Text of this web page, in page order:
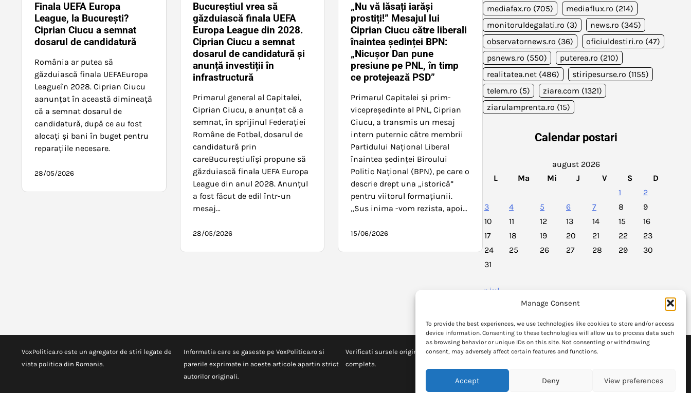
Manage Consent
To provide the best experiences, we use technologies like cookies to store and/or access
device information. Consenting to these technologies will allow us to process data such
as browsing behavior or unique IDs on this site. Not consenting or withdrawing
consent, may adversely affect certain features and functions.
Accept Deny View preferences
Finala UEFA Europa
League, la București?
Ciprian Ciucu a semnat
dosarul de candidatură
România ar putea să
găzduiască finala UEFAEuropa
Leagueîn 2028. Ciprian Ciucu
aanunțat în această dimineață
că a semnat dosarul de
candidatură, după ce au fost
alocaţi și bani în buget pentru
reparaţiile necesare.
28/05/2026
Bucureștiul vrea să
găzduiască finala UEFA
Europa League din 2028.
Ciprian Ciucu a semnat
dosarul de candidatură și
anunță investiții în
infrastructură
Primarul general al Capitalei,
Ciprian Ciucu, a anunțat că a
semnat, în sprijinul Federației
Române de Fotbal, dosarul de
candidatură prin
careBucureștiulîși propune să
găzduiască finala UEFA Europa
League din anul 2028. Anunțul
a fost făcut de edil într-un
mesaj…
28/05/2026
„Nu vă lăsați iarăși
prostiți!” Mesajul lui
Ciprian Ciucu către liberali
înaintea ședinței BPN:
„Nicușor Dan pune
presiune pe PNL, în timp
ce protejează PSD”
Primarul Capitalei și prim-
vicepreședinte al PNL, Ciprian
Ciucu, a transmis un mesaj
intern puternic către membrii
Partidului Național Liberal
înaintea ședinței Biroului
Politic Național (BPN), pe care o
descrie drept una „istorică”
pentru viitorul formațiunii.
„Sus inima -vom rezista, apoi…
15/06/2026
mediafax.ro (705) mediaflux.ro (214)
monitoruldegalati.ro (3) news.ro (345)
observatornews.ro (36) oficiuldestiri.ro (47)
psnews.ro (550) puterea.ro (210)
realitatea.net (486) stiripesurse.ro (1155)
telem.ro (5) ziare.com (1321)
ziarulamprenta.ro (15)
Calendar postari
august 2026
L
Ma Mi J V S
D
1
2
3
4 5 6 7 8
9
10
11 12 13 14 15
16
17
18 19 20 21 22
23
24
25 26 27 28 29
30
31
« iul.
VoxPolitica.ro este un agregator de stiri legate de
viata politica din Romania.
Informatia care se gaseste pe VoxPolitica.ro si
parerile exprimate in aceste articole apartin strict
autorilor originali.
Verificati sursele originale pentru informatia
completa.
Articolele publicate fac uz de politicate de "fair use"